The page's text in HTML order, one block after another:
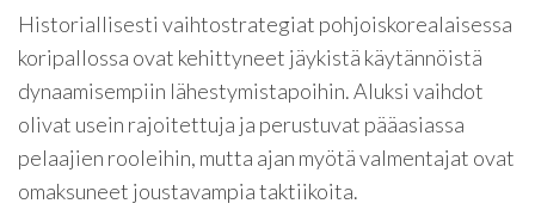
Historiallisesti vaihtostrategiat pohjoiskorealaisessa
koripallossa ovat kehittyneet jäykistä käytännöistä
dynaamisempiin lähestymistapoihin. Aluksi vaihdot
olivat usein rajoitettuja ja perustuvat pääasiassa
pelaajien rooleihin, mutta ajan myötä valmentajat ovat
omaksuneet joustavampia taktiikoita.